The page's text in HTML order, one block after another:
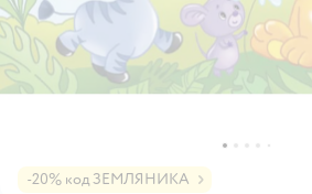
-20% код ЗЕМЛЯНИКА